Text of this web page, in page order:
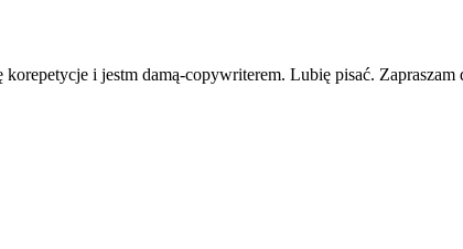
i jestm damą-copywriterem. Lubię pisać. Zapraszam